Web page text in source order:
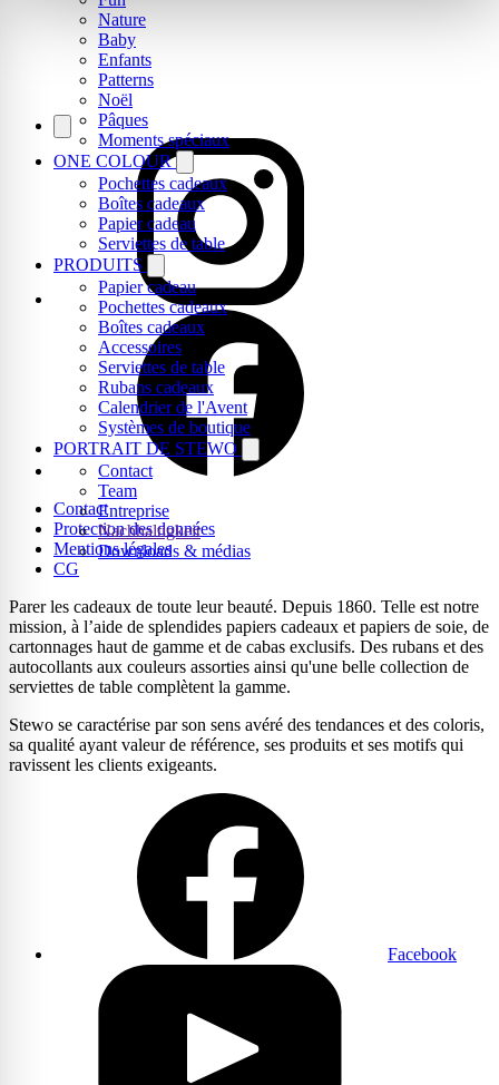
Nature
Baby
Enfants
Patterns
Noël
Pâques
Moments spéciaux
ONE COLOUR
Pochettes cadeaux
Boîtes cadeaux
Papier cadeau
Serviettes de table
PRODUITS
Papier cadeau
Pochettes cadeaux
Boîtes cadeaux
Accessoires
Serviettes de table
Rubans cadeaux
Calendrier de l'Avent
Systèmes de boutique
PORTRAIT DE STEWO
Contact
Team
Entreprise
Nachhaltigkeit
Downloads & médias
Contact
Protection des données
Mentions légales
CG
Parer les cadeaux de toute leur beauté. Depuis 1860. Telle est notre
mission, à l’aide de splendides papiers cadeaux et papiers de soie, de
cartonnages haut de gamme et de cabas exclusifs. Des rubans et des
autocollants aux couleurs assorties ainsi qu'une belle collection de
serviettes de table complètent la gamme.
Stewo se caractérise par son sens avéré des tendances et des coloris,
sa qualité ayant valeur de référence, ses produits et ses motifs qui
ravissent les clients exigeants.
Facebook